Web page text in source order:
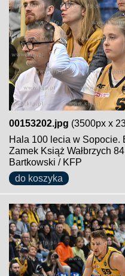
00153202.jpg (3500px x
Hala 100 lecia w Sopocie.
Zamek Książ Wałbrzych
Bartkowski / KFP
do koszyka